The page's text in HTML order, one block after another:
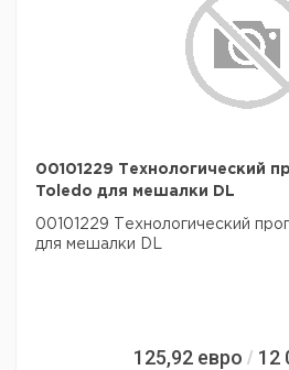
00101229 Технологический
Toledo для мешалки DL
00101229 Технологический
для мешалки DL
125,92 евро / 12